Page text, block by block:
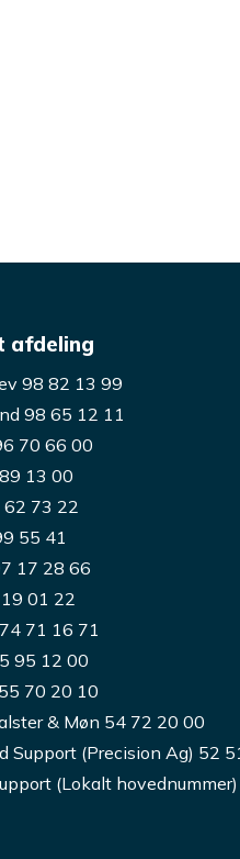
afdeling
98 82 13 99
98 65 12 11
70 66 00
13 00
62 73 22
55 41
17 28 66
01 22
71 16 71
95 12 00
70 20 10
& Møn 54 72 20 00
Support (Precision Ag) 52
(Lokalt hovednummer)